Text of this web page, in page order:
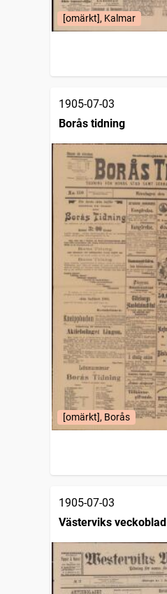
[omärkt], Kalmar
1905-07-03
Borås tidning
[omärkt], Borås
1905-07-03
Västerviks veckoblad